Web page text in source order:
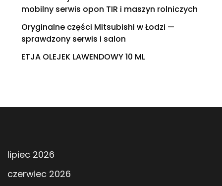
mobilny serwis opon TIR i maszyn rolniczych
Oryginalne części Mitsubishi w Łodzi —
sprawdzony serwis i salon
ETJA OLEJEK LAWENDOWY 10 ML
lipiec 2026
czerwiec 2026